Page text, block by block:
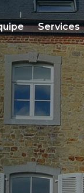
Services